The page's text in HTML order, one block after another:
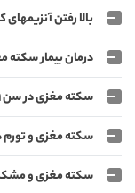
بالا رفتن
درمان بیمار سکته
سکته مغزی در سن 9 سالگی
سکته مغزی و
سکته مغزی و